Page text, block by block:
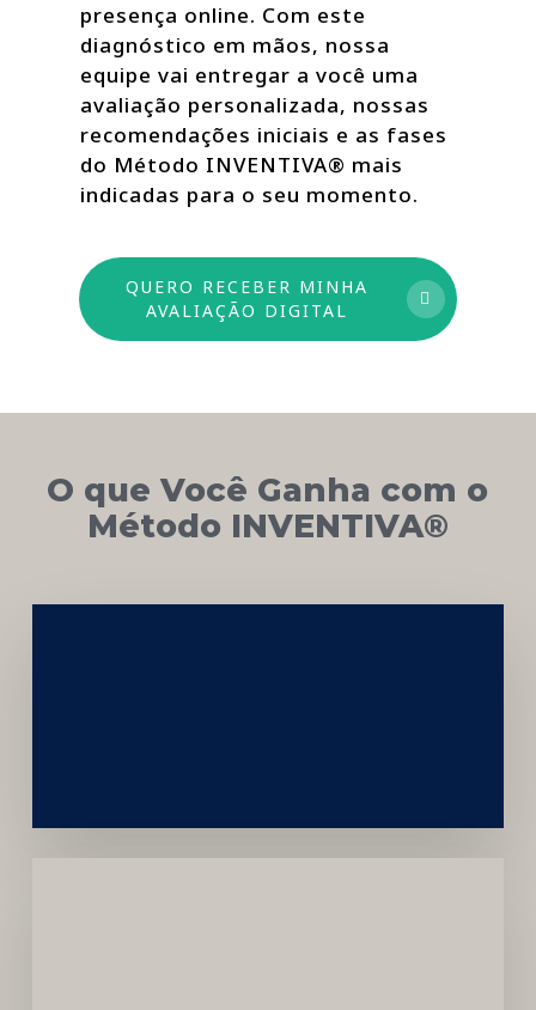
presença online. Com este
diagnóstico em mãos, nossa
equipe vai entregar a você uma
avaliação personalizada, nossas
recomendações iniciais e as fases
do Método INVENTIVA® mais
indicadas para o seu momento.
QUERO RECEBER MINHA
AVALIAÇÃO DIGITAL
O que Você Ganha com o
Método INVENTIVA®